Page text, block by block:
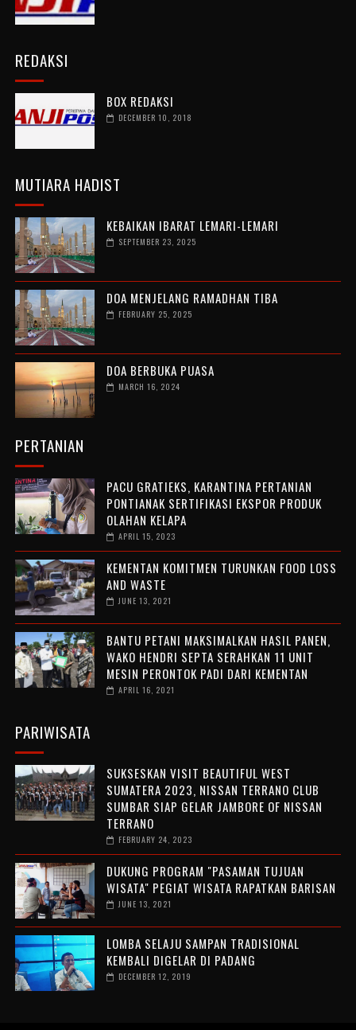
REDAKSI
BOX REDAKSI
DECEMBER 10, 2018
MUTIARA HADIST
KEBAIKAN IBARAT LEMARI-LEMARI
SEPTEMBER 23, 2025
DOA MENJELANG RAMADHAN TIBA
FEBRUARY 25, 2025
DOA BERBUKA PUASA
MARCH 16, 2024
PERTANIAN
PACU GRATIEKS, KARANTINA PERTANIAN
PONTIANAK SERTIFIKASI EKSPOR PRODUK
OLAHAN KELAPA
APRIL 15, 2023
KEMENTAN KOMITMEN TURUNKAN FOOD LOSS
AND WASTE
JUNE 13, 2021
BANTU PETANI MAKSIMALKAN HASIL PANEN,
WAKO HENDRI SEPTA SERAHKAN 11 UNIT
MESIN PERONTOK PADI DARI KEMENTAN
APRIL 16, 2021
PARIWISATA
SUKSESKAN VISIT BEAUTIFUL WEST
SUMATERA 2023, NISSAN TERRANO CLUB
SUMBAR SIAP GELAR JAMBORE OF NISSAN
TERRANO
FEBRUARY 24, 2023
DUKUNG PROGRAM "PASAMAN TUJUAN
WISATA" PEGIAT WISATA RAPATKAN BARISAN
JUNE 13, 2021
LOMBA SELAJU SAMPAN TRADISIONAL
KEMBALI DIGELAR DI PADANG
DECEMBER 12, 2019